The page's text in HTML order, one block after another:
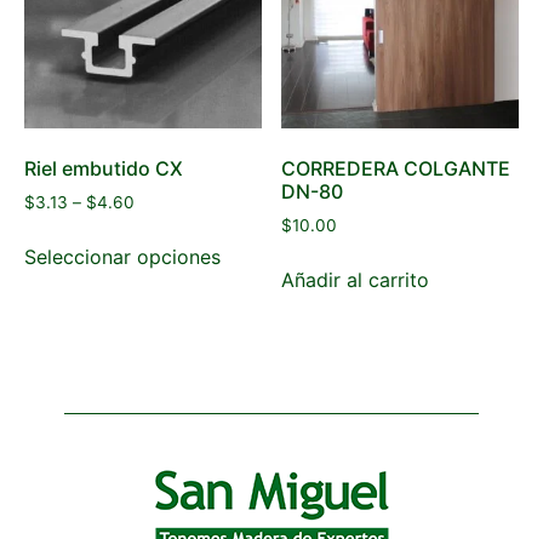
Riel embutido CX
$3.13 – $4.60
Seleccionar opciones
CORREDERA COLGANTE
DN-80
$10.00
Añadir al carrito